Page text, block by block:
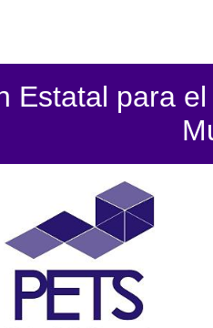
Estatal para